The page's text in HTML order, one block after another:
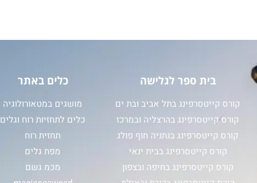
בית ספר לגלישה
קורס קייטסרפינג בתל אביב ובת ים
קורס קייטסרפינג בהרצליה ובמרכז
קורס קייטסרפינג בנתניה חוף פולג
קורס קייטסרפינג בבית ינאי
קורס קייטסרפינג בחיפה ובצפון
כלים באתר
מושגים במטאורולוגיה
כלים לתחזיות רוח וגלים
תחזית רוח
מפת גלים
מכמ גשם